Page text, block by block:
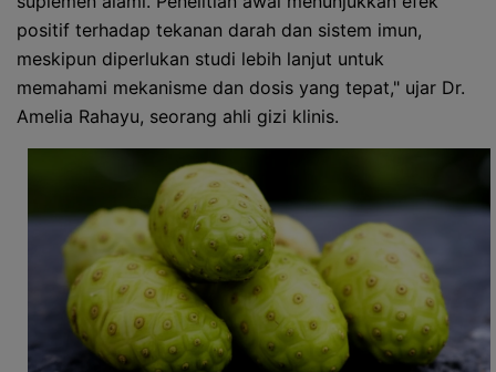
positif terhadap tekanan darah dan sistem imun,
meskipun diperlukan studi lebih lanjut untuk
memahami mekanisme dan dosis yang tepat," ujar Dr.
Amelia Rahayu, seorang ahli gizi klinis.